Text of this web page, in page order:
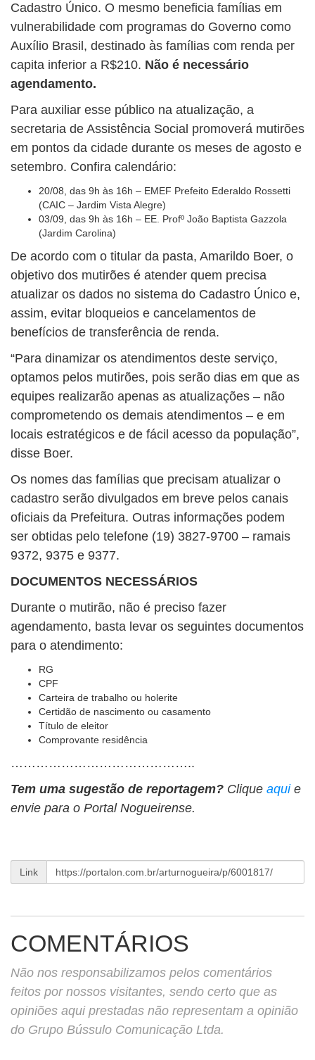
Cadastro Único. O mesmo beneficia famílias em
vulnerabilidade com programas do Governo como
Auxílio Brasil, destinado às famílias com renda per
capita inferior a R$210. Não é necessário
agendamento.
Para auxiliar esse público na atualização, a
secretaria de Assistência Social promoverá mutirões
em pontos da cidade durante os meses de agosto e
setembro. Confira calendário:
20/08, das 9h às 16h – EMEF Prefeito Ederaldo Rossetti
(CAIC – Jardim Vista Alegre)
03/09, das 9h às 16h – EE. Profº João Baptista Gazzola
(Jardim Carolina)
De acordo com o titular da pasta, Amarildo Boer, o
objetivo dos mutirões é atender quem precisa
atualizar os dados no sistema do Cadastro Único e,
assim, evitar bloqueios e cancelamentos de
benefícios de transferência de renda.
“Para dinamizar os atendimentos deste serviço,
optamos pelos mutirões, pois serão dias em que as
equipes realizarão apenas as atualizações – não
comprometendo os demais atendimentos – e em
locais estratégicos e de fácil acesso da população”,
disse Boer.
Os nomes das famílias que precisam atualizar o
cadastro serão divulgados em breve pelos canais
oficiais da Prefeitura. Outras informações podem
ser obtidas pelo telefone (19) 3827-9700 – ramais
9372, 9375 e 9377.
DOCUMENTOS NECESSÁRIOS
Durante o mutirão, não é preciso fazer
agendamento, basta levar os seguintes documentos
para o atendimento:
RG
CPF
Carteira de trabalho ou holerite
Certidão de nascimento ou casamento
Título de eleitor
Comprovante residência
……………………………………..
Tem uma sugestão de reportagem? Clique aqui e
envie para o Portal Nogueirense.
Link
COMENTÁRIOS
Não nos responsabilizamos pelos comentários
feitos por nossos visitantes, sendo certo que as
opiniões aqui prestadas não representam a opinião
do Grupo Bússulo Comunicação Ltda.